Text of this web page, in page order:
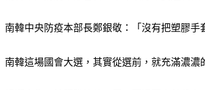
南韓中央防疫本部長鄭銀敬：「沒有把塑膠手
南韓這場國會大選，其實從選前，就充滿濃濃